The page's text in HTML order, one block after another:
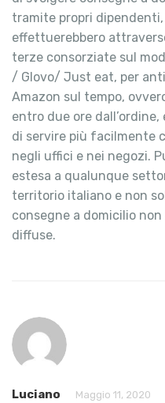
tramite propri
effettuerebbero
terze consorziate sul
/ Glovo/ Just eat, per
Amazon sul tempo,
entro due ore dall’ordine,
di servire più facilmente
negli uffici e nei negozi.
estesa a qualunque
territorio italiano e non
consegne a domicilio non
diffuse.
Luciano Maggio 11, 2020